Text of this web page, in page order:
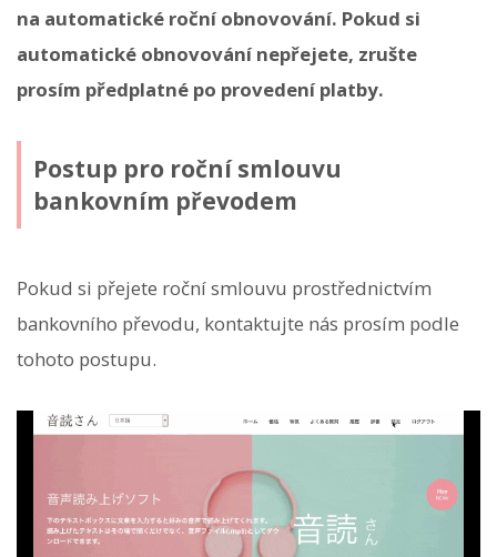
na automatické roční obnovování. Pokud si
automatické obnovování nepřejete, zrušte
prosím předplatné po provedení platby.
Postup pro roční smlouvu
bankovním převodem
Pokud si přejete roční smlouvu prostřednictvím
bankovního převodu, kontaktujte nás prosím podle
tohoto postupu.